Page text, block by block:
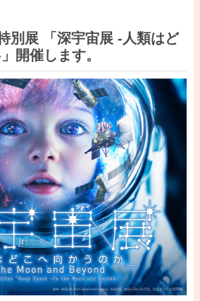
展 「深宇宙展 -人類はど
開催します。